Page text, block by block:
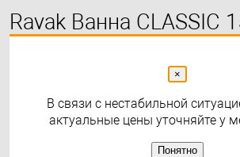
Ravak Ванна CLASSIC
×
В связи с нестабильной
актуальные цены уточняйте у
Понятно